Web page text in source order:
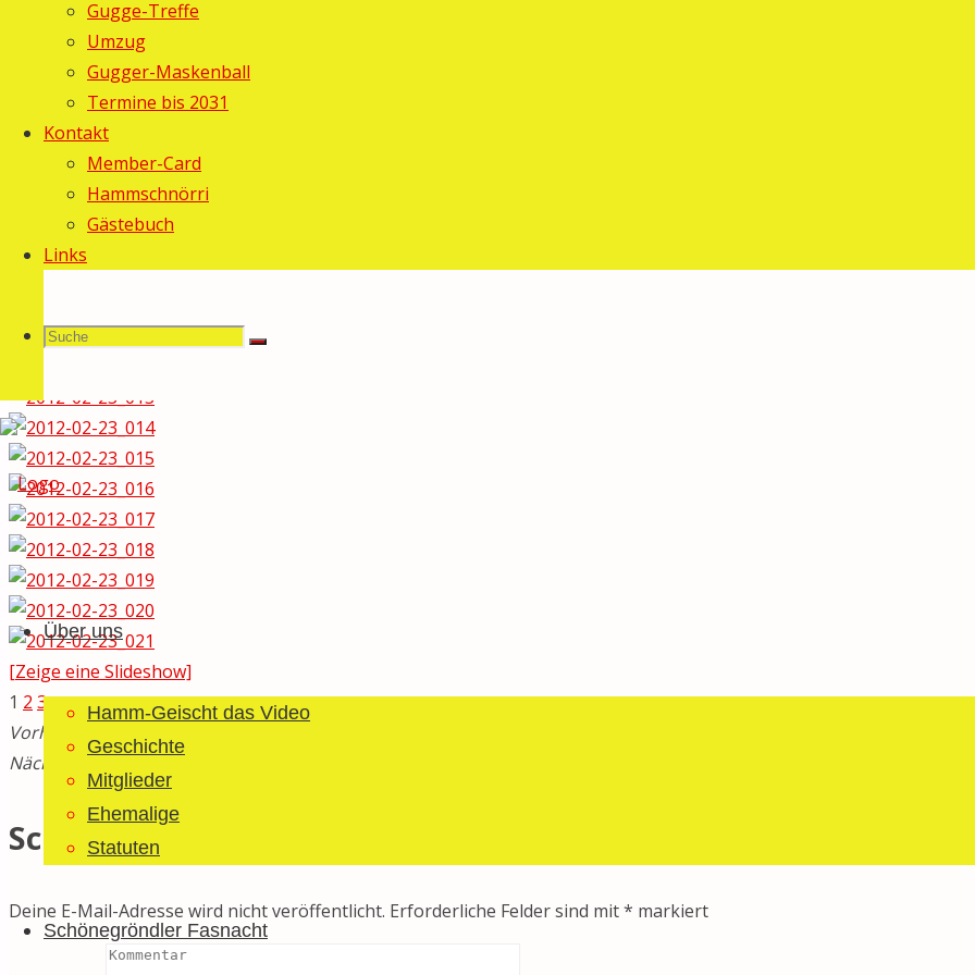
Gugge-Treffe
Umzug
Gugger-Maskenball
Termine bis 2031
Kontakt
Member-Card
Hammschnörri
Gästebuch
Links
Suche
Suchen
nach:
Suche
Guggemusig
Bläächi-
Lömpe
Schönegrond
Zum
Inhalt
springenÜber uns
Hamm-Geischt das Video
Geschichte
Mitglieder
Ehemalige
Statuten
Schönegröndler Fasnacht
Fotos: Gebi
[Zeige eine Slideshow]
1 2 3►
Vorheriger Beitrag
Nächster Beitrag12. Schönegröndler Guggetreffe
Schreibe einen Kommentar
Deine E-Mail-Adresse wird nicht veröffentlicht. Erforderliche Felder sind mit* markiert